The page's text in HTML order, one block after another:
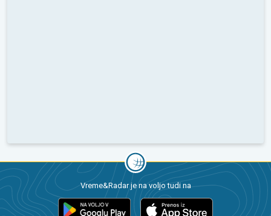
Vreme&Radar je na voljo tudi na